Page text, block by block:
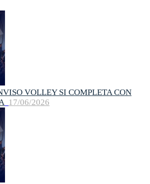
VOLLEY SI COMPLETA CON
17/06/2026